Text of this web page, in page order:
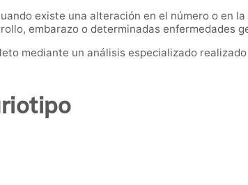
existe una alteración en el número o en
embarazo o determinadas enfermedades
mediante un análisis especializado